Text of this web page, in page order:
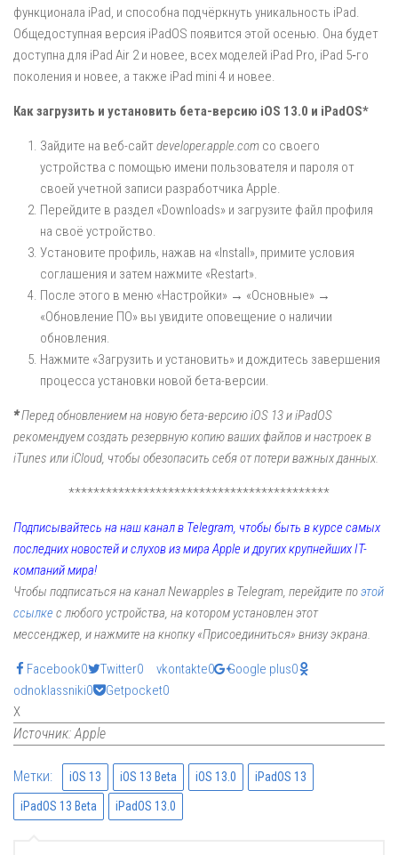
функционала iPad, и способна подчёркнуть уникальность iPad.
Общедоступная версия iPadOS появится этой осенью. Она будет
доступна для iPad Air 2 и новее, всех моделей iPad Pro, iPad 5‑го
поколения и новее, а также iPad mini 4 и новее.
Как загрузить и установить бета-версию iOS 13.0 и iPadOS*
Зайдите на веб-сайтdeveloper.apple.com со своего
устройства с помощью имени пользователя и пароля от
своей учетной записи разработчика Apple
Перейдите в раздел «Downloads» и загрузите файл профиля
на своё устройство.
Установите профиль, нажав на «Install», примите условия
соглашения и затем нажмите «Restart».
После этого в меню «Настройки» → «Основные» →
«Обновление ПО» вы увидите оповещение о наличии
обновления.
Нажмите «Загрузить и установить» и дождитесь завершения
процесса установки новой бета-версии.
*Перед обновлением на новую бета-версию iOS 13 и iPadOS
рекомендуем создать резервную копию ваших файлов и настроек в
iTunes или iCloud, чтобы обезопасить себя от потери важных данных.
******************************************
Подписывайтесь на наш канал в Telegram, чтобы быть в курсе самых
последних новостей и слухов из мира Apple и других крупнейших IT-
компаний мира!
Чтобы подписаться на канал Newapples в Telegram, перейдите поэтой
ссылке с любого устройства, на котором установлен этот
мессенджер, и нажмите на кнопку «Присоединиться» внизу экрана.
Facebook0 Twitter0 vkontakte0 Google plus0
odnoklassniki0 Getpocket0
X
Источник: Apple
Метки: iOS 13 iOS 13 Beta iOS 13.0 iPadOS 13
iPadOS 13 Beta iPadOS 13.0